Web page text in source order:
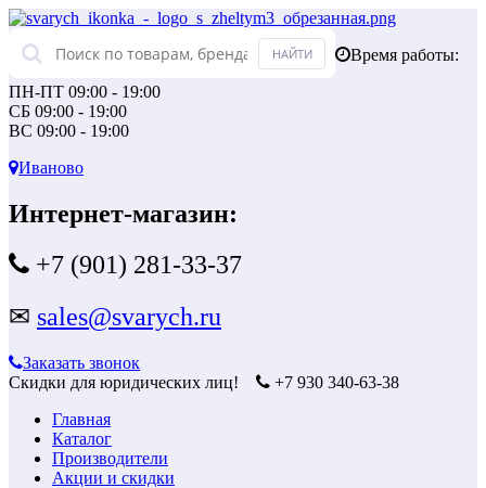
Время работы:
ПН-ПТ 09:00 - 19:00
СБ 09:00 - 19:00
ВС 09:00 - 19:00
Иваново
Интернет-магазин:
+7 (901) 281-33-37
✉ sales@svarych.ru
Заказать звонок
Скидки для юридических лиц!
+7 930 340-63-38
Главная
Каталог
Производители
Акции и скидки